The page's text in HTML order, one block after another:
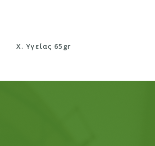
X. Υγείας 65gr